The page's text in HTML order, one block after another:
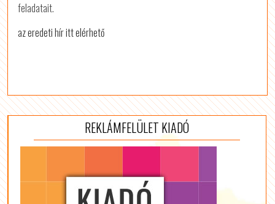
feladatait.
az eredeti hír itt elérhető
REKLÁMFELÜLET KIADÓ